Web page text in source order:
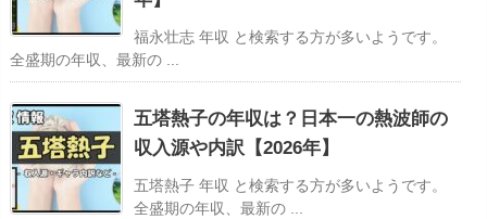
福永壮志 年収 と検索する方が多いようです。
全盛期の年収、最新の ...
五塔熱子の年収は？日本一の熱波師の
収入源や内訳【2026年】
五塔熱子 年収 と検索する方が多いようです。
全盛期の年収、最新の ...